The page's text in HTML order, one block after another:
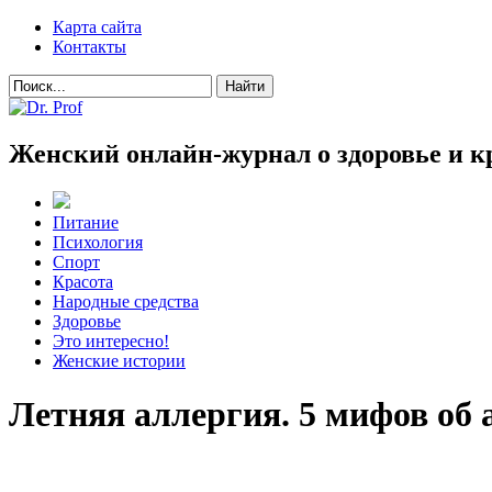
Карта сайта
Контакты
Женский онлайн-журнал о здоровье и
Питание
Психология
Спорт
Красота
Народные средства
Здоровье
Это интересно!
Женские истории
Летняя аллергия. 5 мифов об